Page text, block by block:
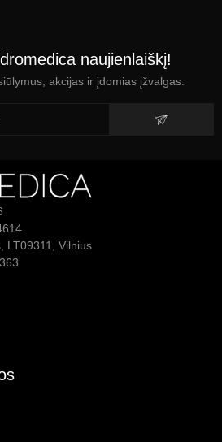
naujienlaiškį!
akcijas ir įdomias įžvalgas.
LT09311, Vilnius